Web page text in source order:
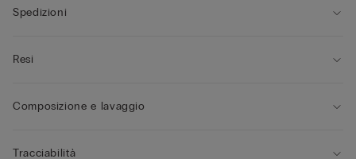
Spedizioni
Resi
Composizione e lavaggio
Tracciabilità